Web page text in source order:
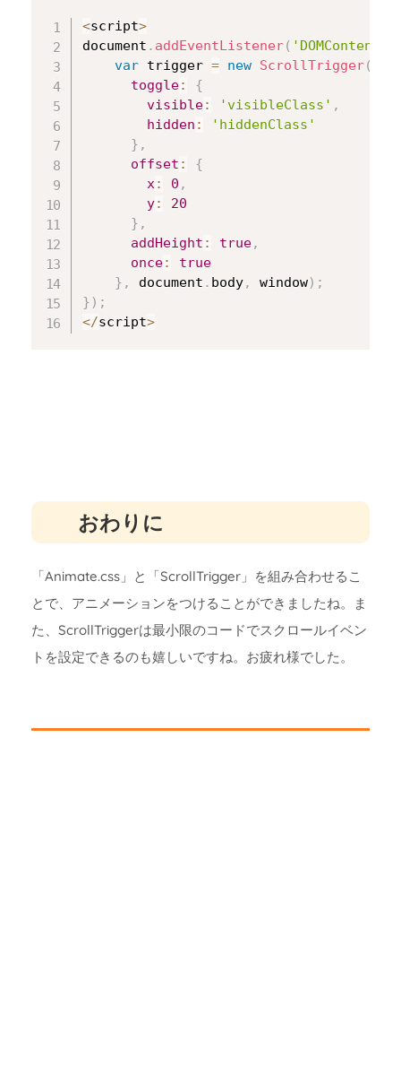
<script>
document . addEventListener(
var trigger = new ScrollTrigger(
toggle:
{
visible: 'visibleClass' ,
hidden :
'hiddenClass'
} ,
offset :
{
x: 0 ,
y:
20
} ,
addHeight : true,
once:
true
} , document . body, window) ;
} ) ;
</script>
おわりに
「Animate.css」と「ScrollTrigger」を組み合わせるこ
とで、アニメーションをつけることができましたね。ま
た、ScrollTriggerは最小限のコードでスクロールイベン
トを設定できるのも嬉しいですね。お疲れ様でした。